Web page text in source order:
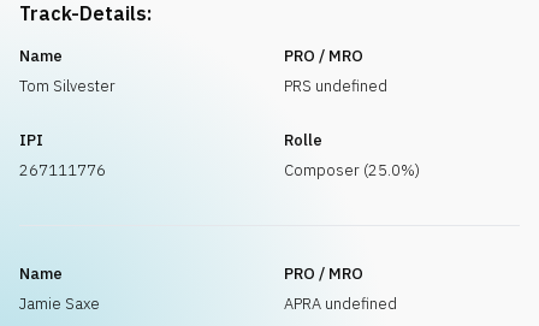
Track-Details:
Name
Tom Silvester
PRO / MRO
PRS undefined
IPI
267111776
Rolle
Composer (25.0%)
Name
Jamie Saxe
PRO / MRO
APRA undefined